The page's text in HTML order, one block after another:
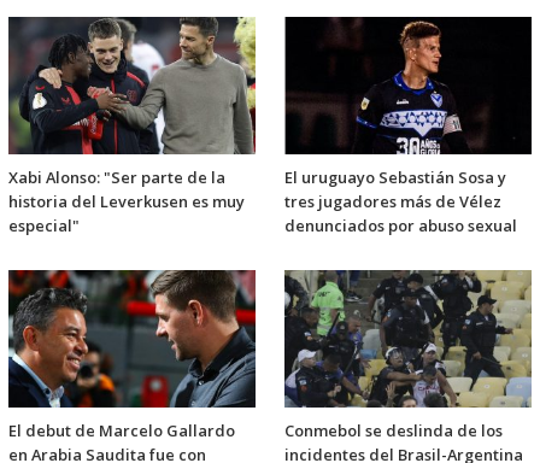
Xabi Alonso: "Ser parte de la
historia del Leverkusen es muy
especial"
El uruguayo Sebastián Sosa y
tres jugadores más de Vélez
denunciados por abuso sexual
El debut de Marcelo Gallardo
en Arabia Saudita fue con
Conmebol se deslinda de los
incidentes del Brasil-Argentina